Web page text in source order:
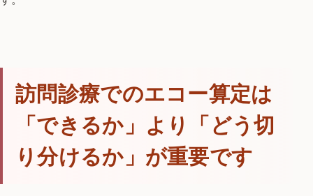
訪問診療でのエコー算定は
「できるか」より「どう切
り分けるか」が重要です